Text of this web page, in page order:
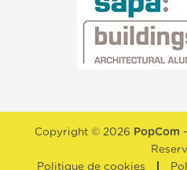
Copyright © 2026 PopCom -
Politique de cookies